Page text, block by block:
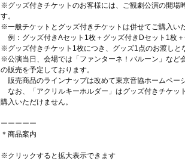
※グッズ付きチケットのお客様には、ご観劇公演の開場
す。
※一般チケットとグッズ付きチケットは併せてご購入い
例：グッズ付きAセット1枚＋グッズ付きDセット1枚
※グッズ付きチケット1枚につき、グッズ1点のお渡しと
※公演当日、会場では「ファンターネ！バルーン」など
の販売を予定しております。
販売商品のラインナップは改めて東京音協ホームペー
なお、「アクリルキーホルダー」はグッズ付きチケッ
購入いただけません。
ーーーーー
＊商品案内
※クリックすると拡大表示できます